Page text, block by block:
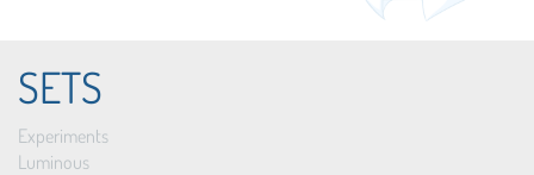
SETS
Experiments
Luminous